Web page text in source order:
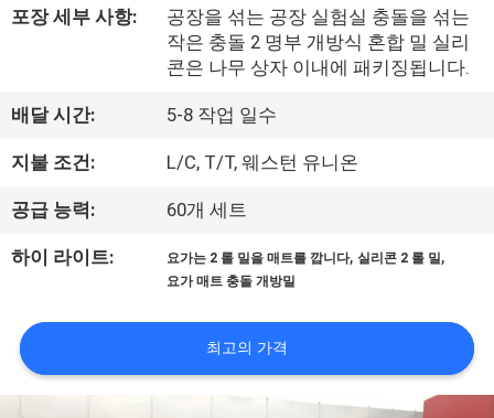
대
여
장
여
행
품
포장 세부 사항:
공장을 섞는 공장 실험실 충돌을 섞는
작은 충돌 2 명부 개방식 혼합 밀 실리
콘은 나무 상자 이내에 패키징됩니다.
배달 시간: 5-8 작업 일수
지불 조건: L/C, T/T, 웨스턴 유니온
공급 능력: 60개 세트
하이 라이트: 요가는 2 롤 밀을 매트를 깝니다,실리콘 2 롤 밀,
요가 매트 충돌 개방밀
최고의 가격